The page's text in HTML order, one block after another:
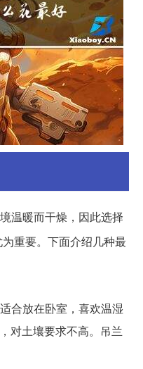
温暖而干燥，因此选择
重要。下面介绍几种最
合放在卧室，喜欢温湿
土壤要求不高。吊兰